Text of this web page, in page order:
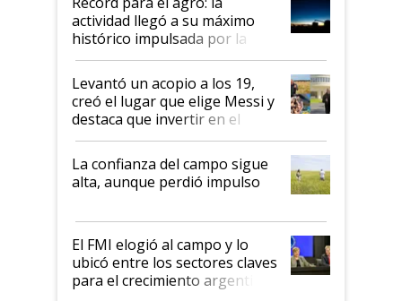
liderazgo en un semestre
récord
actividad llegó a su máximo
histórico impulsada por la
cosecha y las exportaciones
Levantó un acopio a los 19,
creó el lugar que elige Messi y
destaca que invertir en el
kirchnerismo era como "darle
plata a un hijo para droga":
Juan Félix Rossetti, el libertario
que de una dura crisis salió
de Milei
La confianza del campo sigue
alta, aunque perdió impulso
El FMI elogió al campo y lo
ubicó entre los sectores claves
para el crecimiento argentino